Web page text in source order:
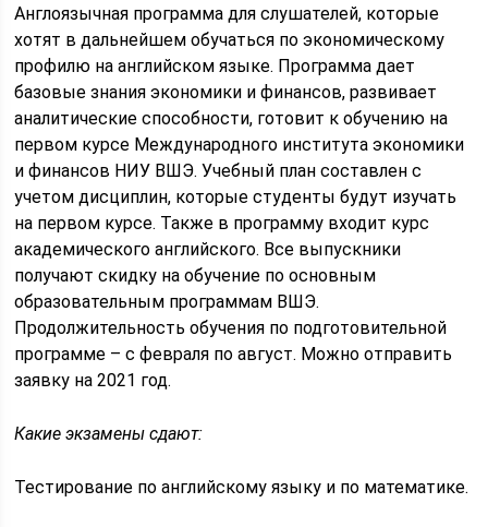
Англоязычная программа для слушателей, которые
хотят в дальнейшем обучаться по экономическому
профилю на английском языке. Программа дает
базовые знания экономики и финансов, развивает
аналитические способности, готовит к обучению на
первом курсе Международного института экономики
и финансов НИУ ВШЭ. Учебный план составлен с
учетом дисциплин, которые студенты будут изучать
на первом курсе. Также в программу входит курс
академического английского. Все выпускники
получают скидку на обучение по основным
образовательным программам ВШЭ.
Продолжительность обучения по подготовительной
программе – с февраля по август. Можно отправить
заявку на 2021 год.
Какие экзамены сдают:
Тестирование по английскому языку и по математике.